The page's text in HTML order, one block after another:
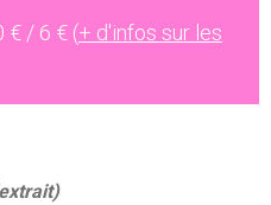
€ / 6 € (+ d'infos sur les